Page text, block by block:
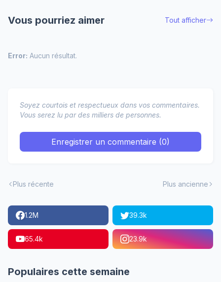
Vous pourriez aimer Tout afficher
Error: Aucun résultat.
Soyez courtois et respectueux dans vos commentaires.
Vous serez lu par des milliers de personnes.
Enregistrer un commentaire (0)
Plus récente Plus ancienne
1.2M 39.3k
65.4k 23.9k
Populaires cette semaine